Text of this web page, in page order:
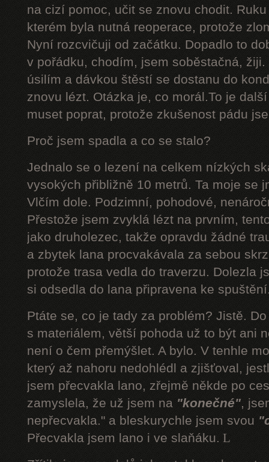
na cizí pomoc, učit se znovu chodit.
kterém byla nutná reoperace, protože
Nyní rozcvičuji od začátku. Dopadlo to
v pořádku, chodím, jsem soběstačná,
úsilím a dávkou štěstí se dostanu do
znovu lézt. Otázka je, co morál.To je
muset poprat, protože zkušenost pádu
Proč jsem spadla a co se stalo?
Jednalo se o lezení na celkem nízkých
vysokých přibližně 10 metrů. Ta moje se
Vlčím dole. Podzimní, pohodové,
Přestože jsem zvyklá lézt na prvním,
jako druholezec, takže opravdu žádné
a zbytek lana procvakávala za sebou
protože trasa vedla do traverzu. Dolezla
si odsedla do lana připravena ke
Ptáte se, co je tady za problém? Jistě.
s materiálem, větší pohoda už to být ani
není o čem přemýšlet. A bylo. V tenhle
který až nahoru nedohlédl a zjišťoval,
jsem přecvakla lano, zřejmě někde po
zamyslela, že už jsem na "konečné",
nepřecvakla." a bleskurychle jsem svou
Přecvakla jsem lano i ve slaňáku. L